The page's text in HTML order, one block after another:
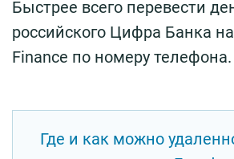
Быстрее всего перевести
российского Цифра Банка
Finance по номеру телефона.
Где и как можно